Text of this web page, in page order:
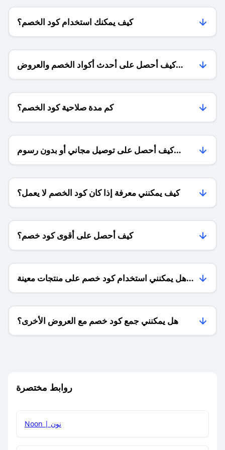
كيف يمكنك استخدام كود الخصم؟
كيف أحصل على أحدث أكواد الخصم والعروض
للمتاجر؟
كم مدة صلاحية كود الخصم؟
كيف أحصل على توصيل مجاني أو بدون رسوم
الشحن ؟
كيف يمكنني معرفة إذا كان كود الخصم لا يعمل؟
كيف أحصل على أقوى كود خصم؟
هل يمكنني استخدام كود خصم على منتجات معينة
فقط؟
هل يمكنني جمع كود خصم مع العروض الأخرى؟
روابط مختصرة
Noon | نون